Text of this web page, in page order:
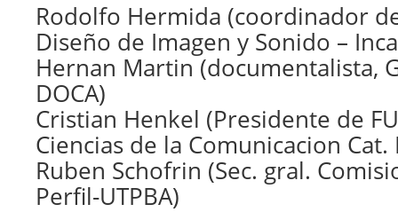
Rodolfo Hermida (coordinador
Diseño de Imagen y Sonido –
Hernan Martin (documentalista,
DOCA)
Cristian Henkel (Presidente de
Ciencias de la Comunicacion
Ruben Schofrin (Sec. gral.
Perfil-UTPBA)